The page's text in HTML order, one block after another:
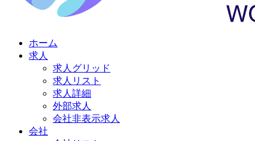
ホーム
求人
求人グリッド
求人リスト
求人詳細
外部求人
会社非表示求人
会社